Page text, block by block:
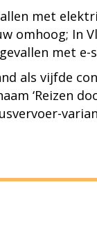
met
omhoog; In
met e-
als vijfde
‘Reizen